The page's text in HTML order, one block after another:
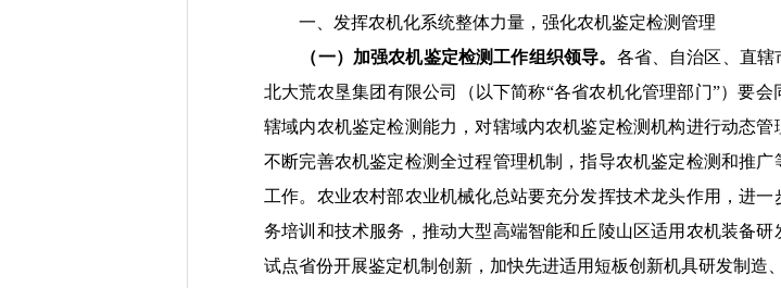
一、发挥农机化系统整体力量，强化农机鉴定检测管理
（一）加强农机鉴定检测工作组织领导。 各省、 自治区、直辖
北大荒农垦集团有限公司
（以下简称“各省农机化管理部门”）要会
辖域内农机鉴定检测能力， 对辖域内农机鉴定检测机构进行动态管
不断完善农机鉴定检测全过程管理机制，指导农机鉴定检测和推广
工作。 农业农村部农业机械化总站要充分发挥技术龙头作用，进
务培训和技术服务 ， 推动大型高端智能和丘陵山区适用农机装备研
试点省份开展鉴定机制创新， 加快先进适用短板创新机具研发制造